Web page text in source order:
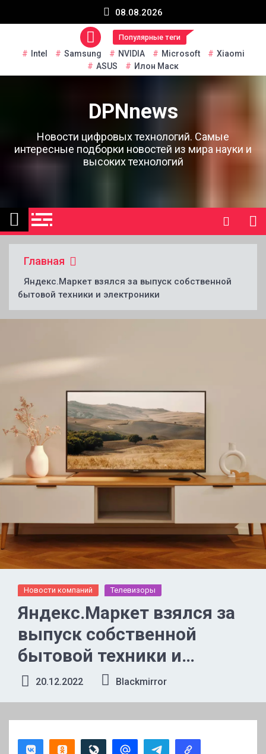
08.08.2026
Популярные теги
Intel Samsung NVIDIA Microsoft
Xiaomi
ASUS
Илон Маск
DPNnews
Новости цифровых технологий. Самые
интересные подборки новостей из мира науки и
высоких технологий
Главная
Яндекс.Маркет взялся за выпуск собственной
бытовой техники и электроники
Новости компаний Телевизоры
Яндекс.Маркет взялся за
выпуск собственной
бытовой техники и
электроники
20.12.2022 Blackmirror